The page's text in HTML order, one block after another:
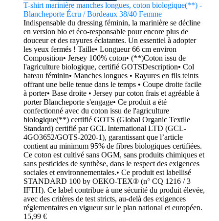
T-shirt marinière manches longues, coton biologique(**) -
Blancheporte Écru / Bordeaux 38/40 Femme
Indispensable du dressing féminin, la marinière se décline
en version bio et éco-responsable pour encore plus de
douceur et des rayures éclatantes. Un essentiel à adopter
les yeux fermés ! Taille• Longueur 66 cm environ
Composition• Jersey 100% coton• (**)Coton issu de
l'agriculture biologique, certifié GOTSDescription• Col
bateau féminin• Manches longues • Rayures en fils teints
offrant une belle tenue dans le temps • Coupe droite facile
à porter• Base droite • Jersey pur coton frais et agréable à
porter Blancheporte s'engage• Ce produit a été
confectionné avec du coton issu de l'agriculture
biologique(**) certifié GOTS (Global Organic Textile
Standard) certifié par GCL International LTD (GCL-
4GO3652/GOTS-2020-1), garantissant que lʼarticle
contient au minimum 95% de fibres biologiques certifiées.
Ce coton est cultivé sans OGM, sans produits chimiques et
sans pesticides de synthèse, dans le respect des exigences
sociales et environnementales.• Ce produit est labellisé
STANDARD 100 by OEKO-TEX® (n° CQ 1216 / 3
IFTH). Ce label contribue à une sécurité du produit élevée,
avec des critères de test stricts, au-delà des exigences
réglementaires en vigueur sur le plan national et européen.
15,99 €